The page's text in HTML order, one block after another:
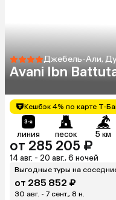
Джебель-Али,
Avani Ibn
Кешбэк 4% по карте Т-
линия песок 5 км
от 285 205 ₽
14 авг. - 20 авг., 6 ночей
Выгодные туры на
от 285 852 ₽
30 авг. - 7 сент., 8 н.